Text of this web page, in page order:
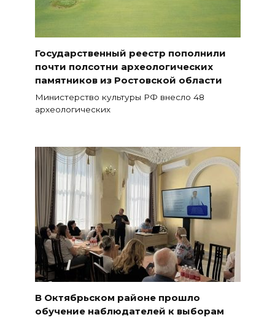
Государственный реестр пополнили
почти полсотни археологических
памятников из Ростовской области
Министерство культуры РФ внесло 48
археологических
В Октябрьском районе прошло
обучение наблюдателей к выборам